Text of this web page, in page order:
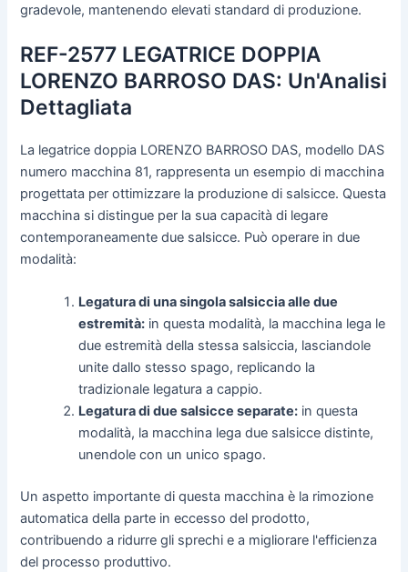
gradevole, mantenendo elevati standard di produzione.
REF-2577 LEGATRICE DOPPIA
LORENZO BARROSO DAS: Un'Analisi
Dettagliata
La legatrice doppia LORENZO BARROSO DAS, modello DAS
numero macchina 81, rappresenta un esempio di macchina
progettata per ottimizzare la produzione di salsicce. Questa
macchina si distingue per la sua capacità di legare
contemporaneamente due salsicce. Può operare in due
modalità:
Legatura di una singola salsiccia alle due
estremità: in questa modalità, la macchina lega le
due estremità della stessa salsiccia, lasciandole
unite dallo stesso spago, replicando la
tradizionale legatura a cappio.
Legatura di due salsicce separate: in questa
modalità, la macchina lega due salsicce distinte,
unendole con un unico spago.
Un aspetto importante di questa macchina è la rimozione
automatica della parte in eccesso del prodotto,
contribuendo a ridurre gli sprechi e a migliorare l'efficienza
del processo produttivo.